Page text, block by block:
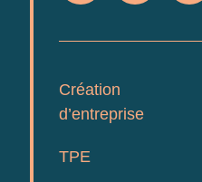
Création
d’entreprise
TPE